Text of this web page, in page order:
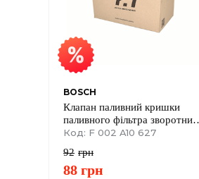
BOSCH
Клапан паливний кришки
паливного фільтра зворотний
ТАТА, ЕТАЛОН Е-2
Код: F 002 A10 627
92 грн
88 грн